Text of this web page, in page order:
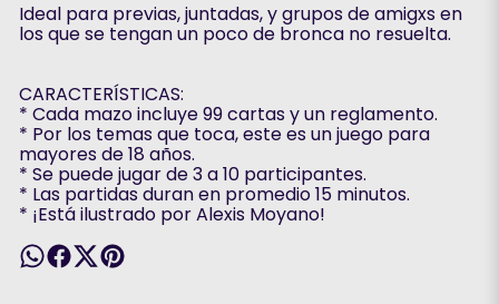
Ideal para previas, juntadas, y grupos de amigxs en
los que se tengan un poco de bronca no resuelta.
CARACTERÍSTICAS:
* Cada mazo incluye 99 cartas y un reglamento.
* Por los temas que toca, este es un juego para
mayores de 18 años.
* Se puede jugar de 3 a 10 participantes.
* Las partidas duran en promedio 15 minutos.
* ¡Está ilustrado por Alexis Moyano!